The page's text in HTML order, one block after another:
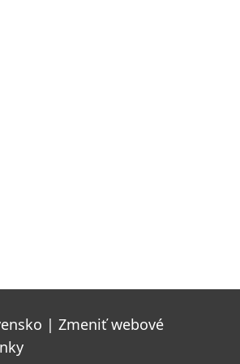
| Zmeniť webové